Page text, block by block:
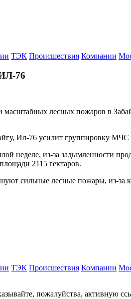
ТЭК Происшествия Компании
76
лесных пожаров в
Ил-76 усилит группировку
неделе, из-за задымленности
2115 гектаров.
сильные лесные пожары, из-за
ТЭК Происшествия Компании
пожалуйства, активную